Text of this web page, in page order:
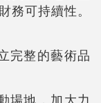
務可持續性。
完整的藝術品